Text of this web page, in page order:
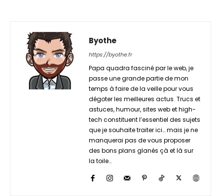
Byothe
https://byothe.fr
Papa quadra fasciné par le web, je
passe une grande partie de mon
temps à faire de la veille pour vous
dégoter les meilleures actus. Trucs et
astuces, humour, sites web et high-
tech constituent l’essentiel des sujets
que je souhaite traiter ici… mais je ne
manquerai pas de vous proposer
des bons plans glanés çà et là sur
la toile…